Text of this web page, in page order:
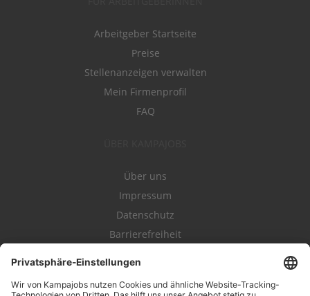
Arbeitgeber Startseite
Preise
Stellenanzeigen verwalten
Mein Firmenprofil
FAQ
Über uns
Impressum
Datenschutz
Barrierefreiheit
Kampahire